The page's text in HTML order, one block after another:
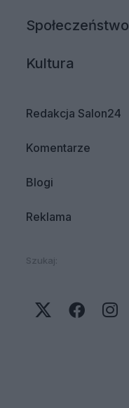
Społeczeństwo
Kultura
Redakcja Salon24
Komentarze
Blogi
Reklama
Szukaj: